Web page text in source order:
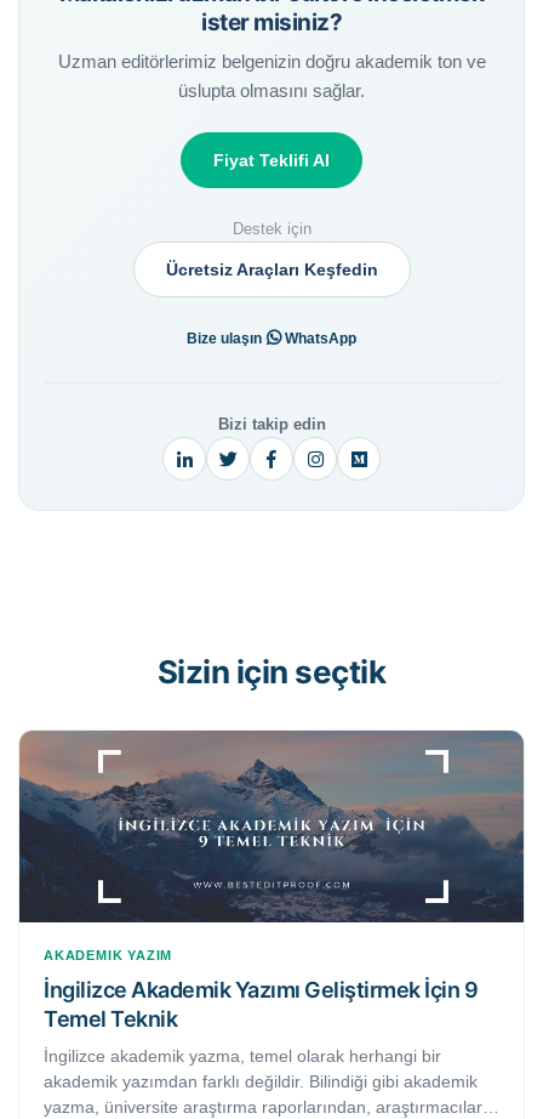
ister misiniz?
Uzman editörlerimiz belgenizin doğru akademik ton ve
üslupta olmasını sağlar.
Fiyat Teklifi Al
Destek için
Ücretsiz Araçları Keşfedin
Bize ulaşın· WhatsApp
Bizi takip edin
Sizin için seçtik
AKADEMIK YAZIM
İngilizce Akademik Yazımı Geliştirmek İçin 9
Temel Teknik
İngilizce akademik yazma, temel olarak herhangi bir
akademik yazımdan farklı değildir. Bilindiği gibi akademik
yazma, üniversite araştırma raporlarından, araştırmacılar